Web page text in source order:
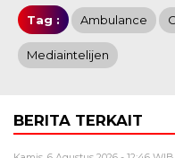
Tag : Ambulance
Mediaintelijen
BERITA TERKAIT